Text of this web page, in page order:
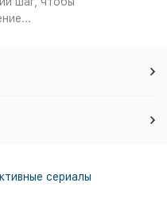
сериалы